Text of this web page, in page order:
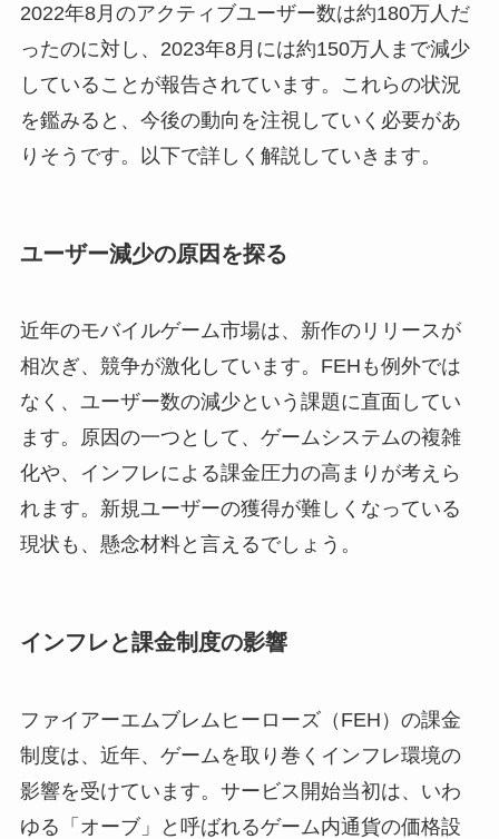
2022年8月のアクティブユーザー数は約180万人だ
ったのに対し、2023年8月には約150万人まで減少
していることが報告されています。これらの状況
を鑑みると、今後の動向を注視していく必要があ
りそうです。以下で詳しく解説していきます。
ユーザー減少の原因を探る
近年のモバイルゲーム市場は、新作のリリースが
相次ぎ、競争が激化しています。FEHも例外では
なく、ユーザー数の減少という課題に直面してい
ます。原因の一つとして、ゲームシステムの複雑
化や、インフレによる課金圧力の高まりが考えら
れます。新規ユーザーの獲得が難しくなっている
現状も、懸念材料と言えるでしょう。
インフレと課金制度の影響
ファイアーエムブレムヒーローズ（FEH）の課金
制度は、近年、ゲームを取り巻くインフレ環境の
影響を受けています。サービス開始当初は、いわ
ゆる「オーブ」と呼ばれるゲーム内通貨の価格設